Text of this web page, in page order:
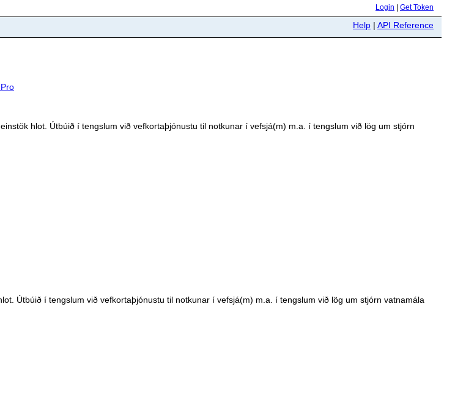
Login Get Token
Help | API Reference
hlot. Útbúið í tengslum við vefkortaþjónustu til notkunar í vefsjá(m) m.a. í tengslum við lög um stjórn
Útbúið í tengslum við vefkortaþjónustu til notkunar í vefsjá(m) m.a. í tengslum við lög um stjórn vatnamála